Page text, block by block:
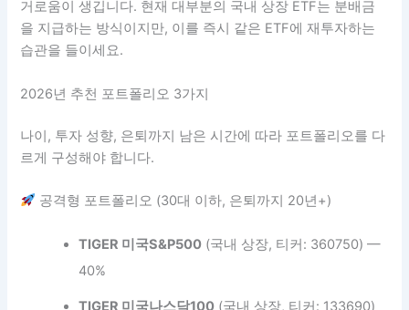
거로움이 생깁니다. 현재 대부분의 국내 상장 ETF는 분배금
을 지급하는 방식이지만, 이를 즉시 같은 ETF에 재투자하는
습관을 들이세요.
2026년 추천 포트폴리오 3가지
나이, 투자 성향, 은퇴까지 남은 시간에 따라 포트폴리오를 다
르게 구성해야 합니다.
공격형 포트폴리오 (30대 이하, 은퇴까지 20년+)
TIGER 미국S&P500 (국내 상장, 티커: 360750) —
40%
TIGER 미국나스닥100 (국내 상장, 티커: 133690)